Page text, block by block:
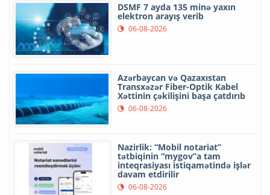
DSMF 7 ayda 135 minə yaxın
elektron arayış verib
06-08-2026
Azərbaycan və Qazaxıstan
Transxəzər Fiber-Optik Kabel
Xəttinin çəkilişini başa çatdırıb
06-08-2026
Nazirlik: “Mobil notariat”
tətbiqinin “mygov”a tam
inteqrasiyası istiqamətində işlər
davam etdirilir
06-08-2026